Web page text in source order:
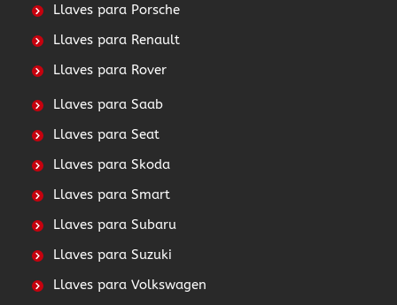
Llaves para Porsche
Llaves para Renault
Llaves para Rover
Llaves para Saab
Llaves para Seat
Llaves para Skoda
Llaves para Smart
Llaves para Subaru
Llaves para Suzuki
Llaves para Volkswagen